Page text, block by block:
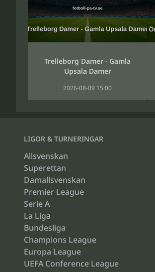
Trelleborg Damer - Gamla
Upsala Damer
2026-08-09 15:00
LIGOR & TURNERINGAR
Allsvenskan
Superettan
Damallsvenskan
Premier League
Serie A
La Liga
Bundesliga
Champions League
Europa League
UEFA Conference League